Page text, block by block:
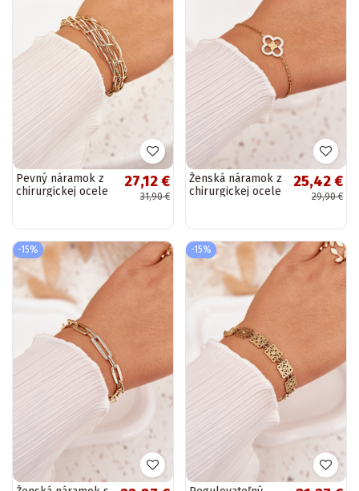
Pevný náramok z
chirurgickej ocele
27,12 €
31,90 €
Ženská náramok z
chirurgickej ocele
25,42 €
29,90 €
-15% -15%